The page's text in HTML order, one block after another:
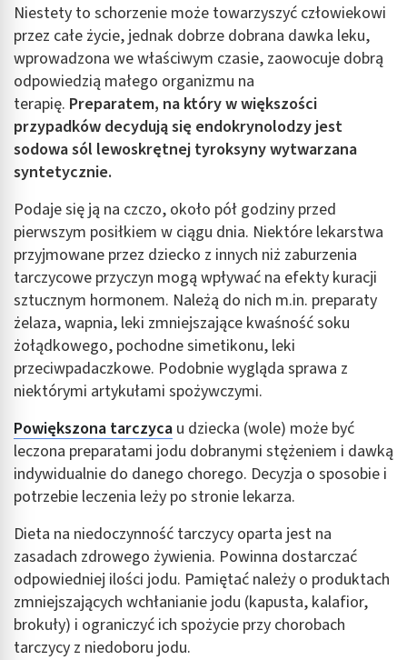
Niestety to schorzenie może towarzyszyć człowiekowi
przez całe życie, jednak dobrze dobrana dawka leku,
wprowadzona we właściwym czasie, zaowocuje dobrą
odpowiedzią małego organizmu na
terapię. Preparatem, na który w większości
przypadków decydują się endokrynolodzy jest
sodowa sól lewoskrętnej tyroksyny wytwarzana
syntetycznie.
Podaje się ją na czczo, około pół godziny przed
pierwszym posiłkiem w ciągu dnia. Niektóre lekarstwa
przyjmowane przez dziecko z innych niż zaburzenia
tarczycowe przyczyn mogą wpływać na efekty kuracji
sztucznym hormonem. Należą do nich m.in. preparaty
żelaza, wapnia, leki zmniejszające kwaśność soku
żołądkowego, pochodne simetikonu, leki
przeciwpadaczkowe. Podobnie wygląda sprawa z
niektórymi artykułami spożywczymi.
Powiększona tarczyca u dziecka (wole) może być
leczona preparatami jodu dobranymi stężeniem i dawką
indywidualnie do danego chorego. Decyzja o sposobie i
potrzebie leczenia leży po stronie lekarza.
Dieta na niedoczynność tarczycy oparta jest na
zasadach zdrowego żywienia. Powinna dostarczać
odpowiedniej ilości jodu. Pamiętać należy o produktach
zmniejszających wchłanianie jodu (kapusta, kalafior,
brokuły) i ograniczyć ich spożycie przy chorobach
tarczycy z niedoboru jodu.